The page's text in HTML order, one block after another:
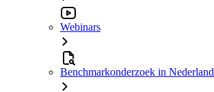
Webinars
Benchmarkonderzoek in Nederland